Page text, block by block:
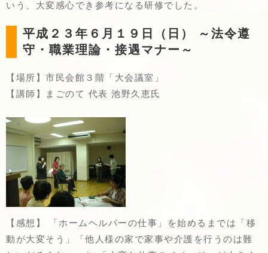
いう、大変感心でき参考になる研修でした。
平成２３年６月１９日（日） ～法令遵
守・職業理論・接遇マナー～
【場所】市民会館３階「大会議室」
【講師】まごのて 代表 池野久恵氏
【感想】 「ホームヘルパーの仕事」を始めるまでは「移
動が大変そう」「他人様の家で家事や介護を行うのは難